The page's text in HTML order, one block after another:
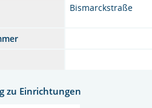
Bismarckstraße
zu Einrichtungen